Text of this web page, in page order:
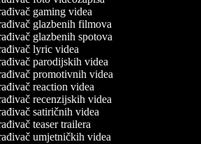
gaming videa
glazbenih filmova
glazbenih spotova
lyric videa
parodijskih videa
promotivnih videa
reaction videa
recenzijskih videa
satiričnih videa
teaser trailera
umjetničkih videa